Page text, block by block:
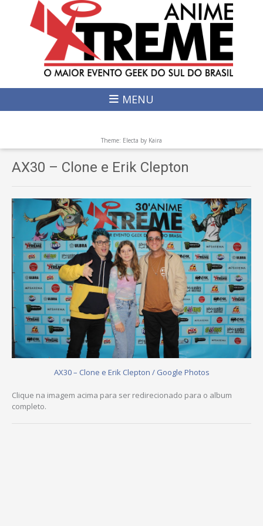
MENU
Theme: Electa by Kaira
AX30 – Clone e Erik Clepton
AX30 – Clone e Erik Clepton / Google Photos
Clique na imagem acima para ser redirecionado para o album
completo.